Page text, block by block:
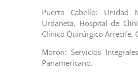
Puerto Cabello: Unidad
Urdaneta, Hospital de
Clínico Quirúrgico Arrecife,
Morón: Servicios
Panamericano.